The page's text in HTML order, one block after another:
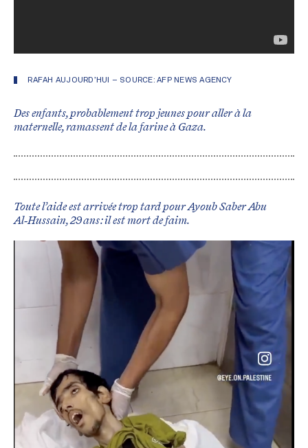
RAFAH AUJOURD’HUI – SOURCE:AFP NEWS AGENCY
Des enfants, probablement trop jeunes pour aller à la
maternelle, ramassent de la farine à Gaza.
Toute l’aide est arrivée trop tard pour Ayoub Saber Abu
Al‑Hussain, 29 ans : il est mort de faim.